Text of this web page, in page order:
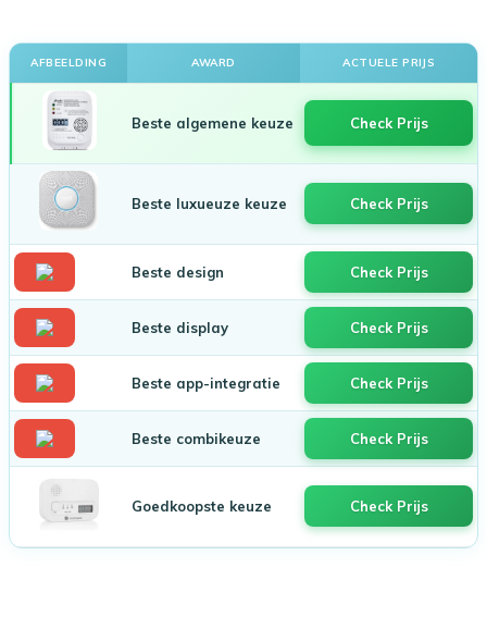
AFBEELDING AWARD ACTUELE PRIJS
Beste algemene keuze Check Prijs
Beste luxueuze keuze Check Prijs
Beste design Check Prijs
Beste display Check Prijs
Beste app-integratie Check Prijs
Beste combikeuze Check Prijs
Goedkoopste keuze Check Prijs